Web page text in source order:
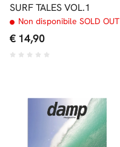
SURF TALES VOL.1
Non disponibile SOLD OUT
€ 14,90